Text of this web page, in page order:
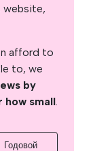
website,
afford to
to, we
by
how small.
Годовой